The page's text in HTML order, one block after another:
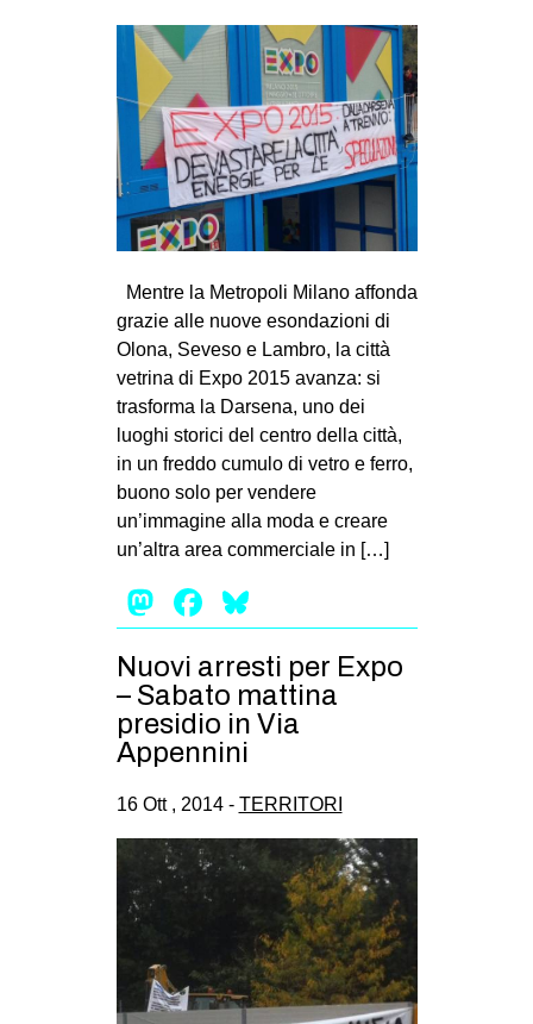
Mentre la Metropoli Milano affonda
grazie alle nuove esondazioni di
Olona, Seveso e Lambro, la città
vetrina di Expo 2015 avanza: si
trasforma la Darsena, uno dei
luoghi storici del centro della città,
in un freddo cumulo di vetro e ferro,
buono solo per vendere
un’immagine alla moda e creare
un’altra area commerciale in […]
Mastodon
Facebook
Nuovi arresti per Expo
– Sabato mattina
presidio in Via
Appennini
16 Ott , 2014 - TERRITORI